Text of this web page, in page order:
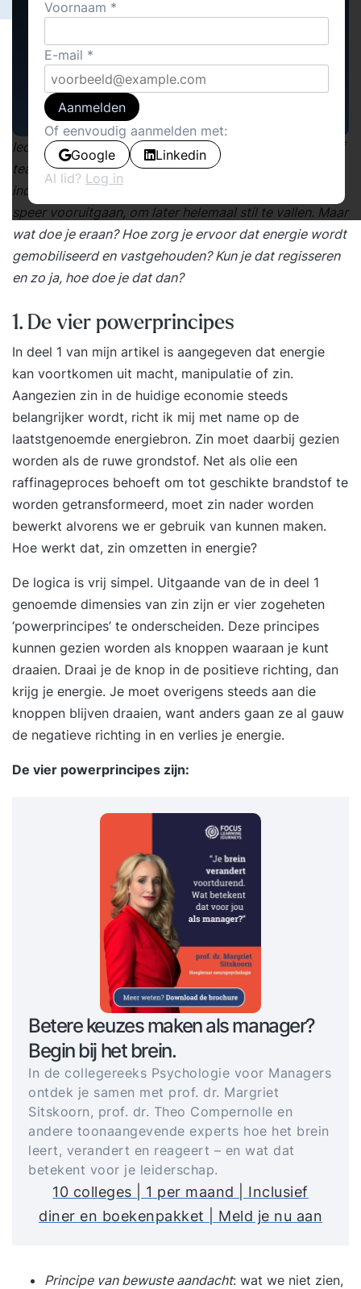
Iedereen maakt weleens mee dat sommige personen of
teams bruisen van energie, terwijl andere een futloze
indruk maken. Of dat ze op het ene moment als een
speer vooruitgaan, om later helemaal stil te vallen. Maar
wat doe je eraan? Hoe zorg je ervoor dat energie wordt
gemobiliseerd en vastgehouden? Kun je dat regisseren
en zo ja, hoe doe je dat dan?
1. De vier powerprincipes
In deel 1 van mijn artikel is aangegeven dat energie
kan voortkomen uit macht, manipulatie of zin.
Aangezien zin in de huidige economie steeds
belangrijker wordt, richt ik mij met name op de
laatstgenoemde energiebron. Zin moet daarbij gezien
worden als de ruwe grondstof. Net als olie een
raffinageproces behoeft om tot geschikte brandstof te
worden getransformeerd, moet zin nader worden
bewerkt alvorens we er gebruik van kunnen maken.
Hoe werkt dat, zin omzetten in energie?
De logica is vrij simpel. Uitgaande van de in deel 1
genoemde dimensies van zin zijn er vier zogeheten
‘powerprincipes’ te onderscheiden. Deze principes
kunnen gezien worden als knoppen waaraan je kunt
draaien. Draai je de knop in de positieve richting, dan
krijg je energie. Je moet overigens steeds aan die
knoppen blijven draaien, want anders gaan ze al gauw
de negatieve richting in en verlies je energie.
De vier powerprincipes zijn:
Betere keuzes maken als manager?
Begin bij het brein.
In de collegereeks Psychologie voor Managers
ontdek je samen met prof. dr. Margriet
Sitskoorn, prof. dr. Theo Compernolle en
andere toonaangevende experts hoe het brein
leert, verandert en reageert – en wat dat
betekent voor je leiderschap.
10 colleges | 1 per maand | Inclusief
diner en boekenpakket | Meld je nu aan
Principe van bewuste aandacht: wat we niet zien,
Voornaam
E-mail
Aanmelden
Of eenvoudig aanmelden met:
Google
Linkedin
Al lid? Log in